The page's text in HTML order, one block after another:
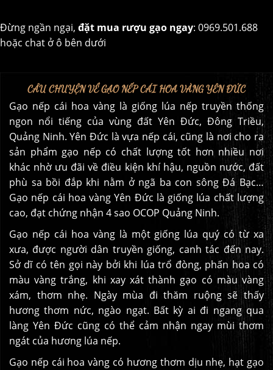
Đừng ngần ngại, đặt mua rượu gạo ngay: 0969.501.688
hoặc chat ở ô bên dưới
CÂU CHUYỆN VỀ GẠO NẾP CÁI HOA VÀNG YÊN ĐỨC
Gạo nếp cái hoa vàng là giống lúa nếp truyền thống
ngon nổi tiếng của vùng đất Yên Đức, Đông Triều,
Quảng Ninh. Yên Đức là vựa nếp cái, cũng là nơi cho ra
sản phẩm gạo nếp có chất lượng tốt hơn nhiều nơi
khác nhờ ưu đãi về điều kiện khí hậu, nguồn nước, đất
phù sa bồi đắp khi nằm ở ngã ba con sông Đá Bạc…
Gạo nếp cái hoa vàng Yên Đức là giống lúa chất lượng
cao, đạt chứng nhận 4 sao OCOP Quảng Ninh.
Gạo nếp cái hoa vàng là một giống lúa quý có từ xa
xưa, được người dân truyền giống, canh tác đến nay.
Sở dĩ có tên gọi này bởi khi lúa trổ đòng, phấn hoa có
màu vàng trắng, khi xay xát thành gạo có màu vàng
xám, thơm nhẹ. Ngày mùa đi thăm ruộng sẽ thấy
hương thơm nức, ngào ngạt. Bất kỳ ai đi ngang qua
làng Yên Đức cũng có thể cảm nhận ngay mùi thơm
ngát của hương lúa nếp.
Gạo nếp cái hoa vàng có hương thơm dịu nhẹ, hạt gạo